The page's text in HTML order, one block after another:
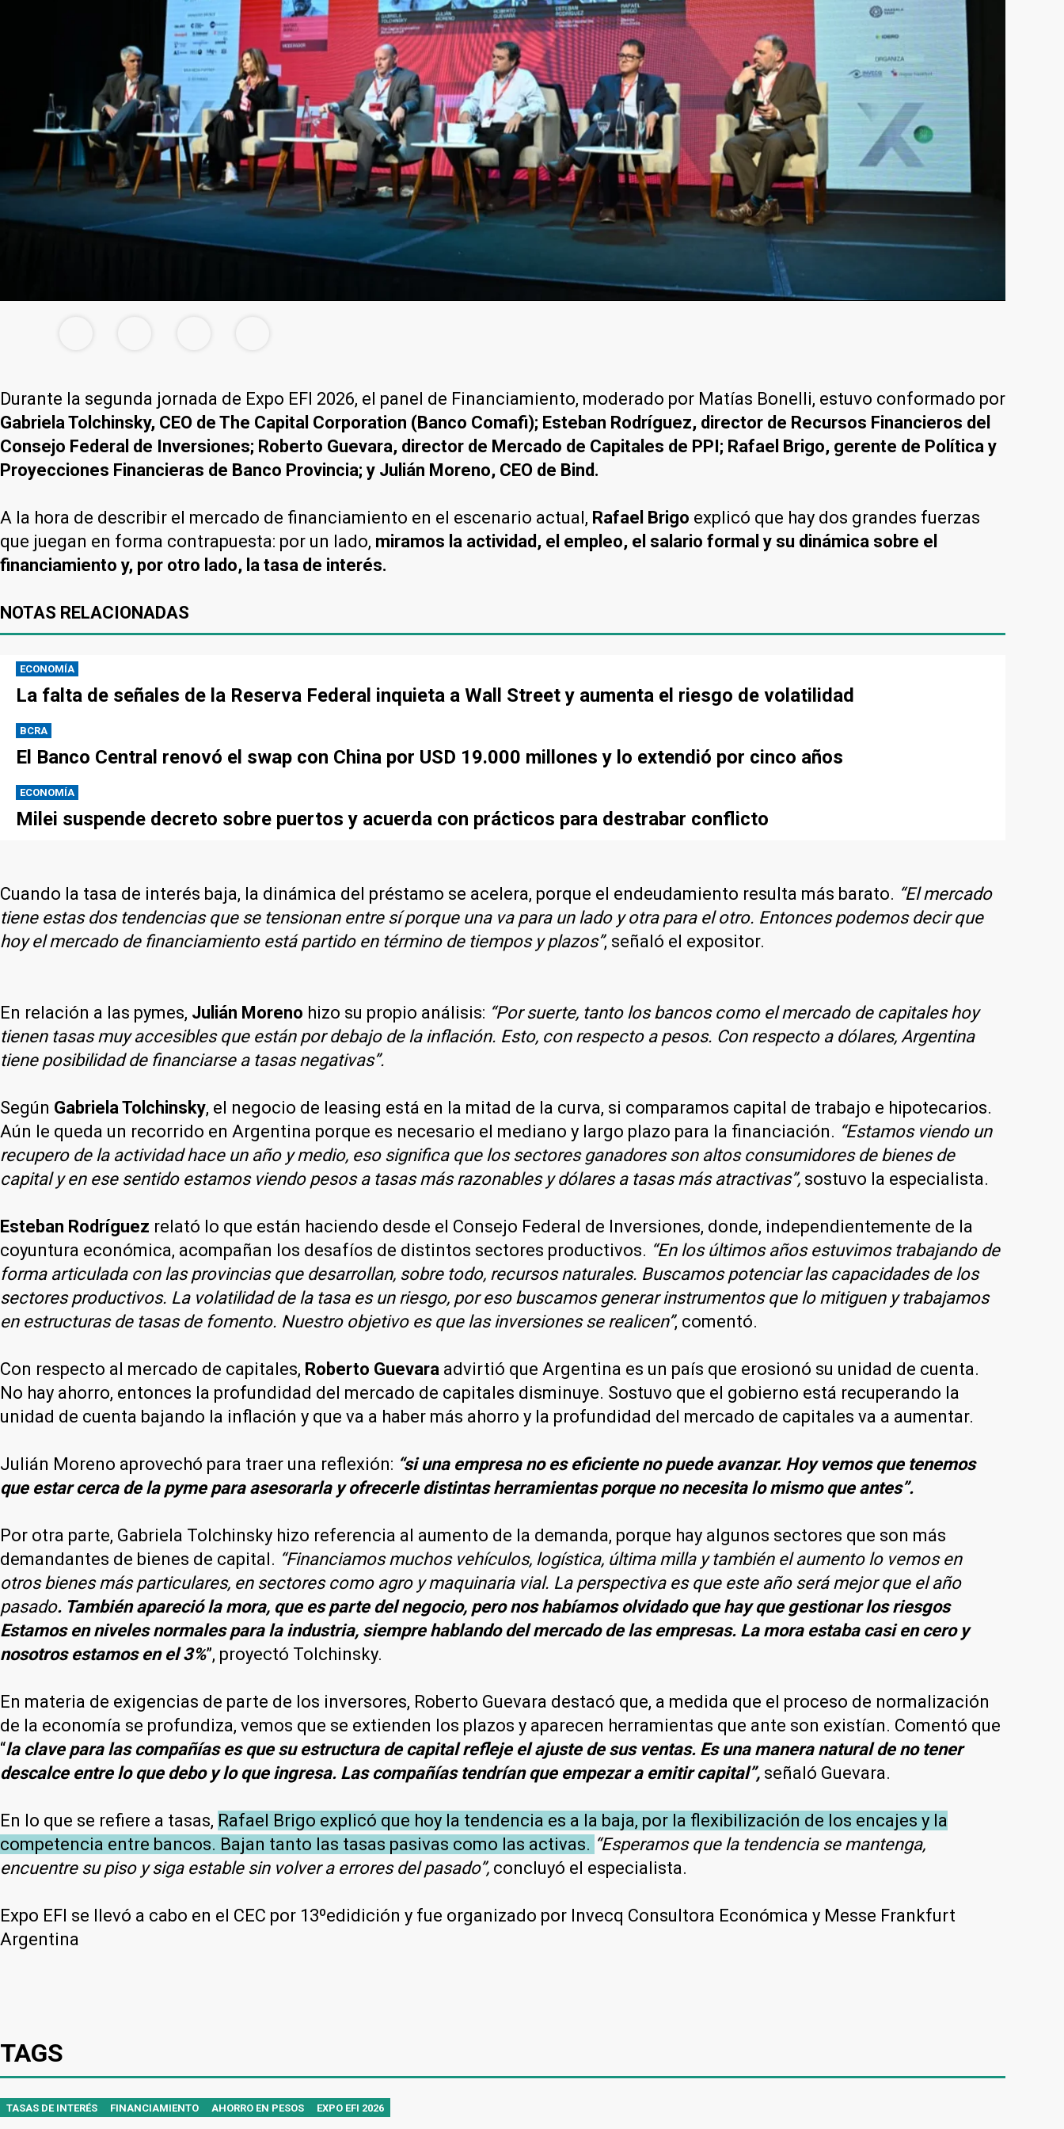
Durante la segunda jornada de Expo EFI 2026, el panel de Financiamiento, moderado por Matías Bonelli, estuvo conformado por
Gabriela Tolchinsky, CEO de The Capital Corporation (Banco Comafi); Esteban Rodríguez, director de Recursos Financieros del
Consejo Federal de Inversiones; Roberto Guevara, director de Mercado de Capitales de PPI; Rafael Brigo, gerente de Política y
Proyecciones Financieras de Banco Provincia; y Julián Moreno, CEO de Bind.
A la hora de describir el mercado de financiamiento en el escenario actual, Rafael Brigo explicó que hay dos grandes fuerzas
que juegan en forma contrapuesta: por un lado, miramos la actividad, el empleo, el salario formal y su dinámica sobre el
financiamiento y, por otro lado, la tasa de interés.
NOTAS RELACIONADAS
ECONOMÍA
La falta de señales de la Reserva Federal inquieta a Wall Street y aumenta el riesgo de volatilidad
BCRA
El Banco Central renovó el swap con China por USD 19.000 millones y lo extendió por cinco años
ECONOMÍA
Milei suspende decreto sobre puertos y acuerda con prácticos para destrabar conflicto
Cuando la tasa de interés baja, la dinámica del préstamo se acelera, porque el endeudamiento resulta más barato. “El mercado
tiene estas dos tendencias que se tensionan entre sí porque una va para un lado y otra para el otro. Entonces podemos decir que
hoy el mercado de financiamiento está partido en término de tiempos y plazos”, señaló el expositor.
En relación a las pymes, Julián Moreno hizo su propio análisis: “Por suerte, tanto los bancos como el mercado de capitales hoy
tienen tasas muy accesibles que están por debajo de la inflación. Esto, con respecto a pesos. Con respecto a dólares, Argentina
tiene posibilidad de financiarse a tasas negativas”.
Según Gabriela Tolchinsky, el negocio de leasing está en la mitad de la curva, si comparamos capital de trabajo e hipotecarios.
Aún le queda un recorrido en Argentina porque es necesario el mediano y largo plazo para la financiación. “Estamos viendo un
recupero de la actividad hace un año y medio, eso significa que los sectores ganadores son altos consumidores de bienes de
capital y en ese sentido estamos viendo pesos a tasas más razonables y dólares a tasas más atractivas”, sostuvo la especialista.
Esteban Rodríguez relató lo que están haciendo desde el Consejo Federal de Inversiones, donde, independientemente de la
coyuntura económica, acompañan los desafíos de distintos sectores productivos. “En los últimos años estuvimos trabajando de
forma articulada con las provincias que desarrollan, sobre todo, recursos naturales. Buscamos potenciar las capacidades de los
sectores productivos. La volatilidad de la tasa es un riesgo, por eso buscamos generar instrumentos que lo mitiguen y trabajamos
en estructuras de tasas de fomento. Nuestro objetivo es que las inversiones se realicen”, comentó.
Con respecto al mercado de capitales, Roberto Guevara advirtió que Argentina es un país que erosionó su unidad de cuenta.
No hay ahorro, entonces la profundidad del mercado de capitales disminuye. Sostuvo que el gobierno está recuperando la
unidad de cuenta bajando la inflación y que va a haber más ahorro y la profundidad del mercado de capitales va a aumentar.
Julián Moreno aprovechó para traer una reflexión: “si una empresa no es eficiente no puede avanzar. Hoy vemos que tenemos
que estar cerca de la pyme para asesorarla y ofrecerle distintas herramientas porque no necesita lo mismo que antes”.
Por otra parte, Gabriela Tolchinsky hizo referencia al aumento de la demanda, porque hay algunos sectores que son más
demandantes de bienes de capital. “Financiamos muchos vehículos, logística, última milla y también el aumento lo vemos en
otros bienes más particulares, en sectores como agro y maquinaria vial. La perspectiva es que este año será mejor que el año
pasado. También apareció la mora, que es parte del negocio, pero nos habíamos olvidado que hay que gestionar los riesgos
Estamos en niveles normales para la industria, siempre hablando del mercado de las empresas. La mora estaba casi en cero y
nosotros estamos en el 3%”, proyectó Tolchinsky.
En materia de exigencias de parte de los inversores, Roberto Guevara destacó que, a medida que el proceso de normalización
de la economía se profundiza, vemos que se extienden los plazos y aparecen herramientas que ante son existían. Comentó que
“la clave para las compañías es que su estructura de capital refleje el ajuste de sus ventas. Es una manera natural de no tener
descalce entre lo que debo y lo que ingresa. Las compañías tendrían que empezar a emitir capital”, señaló Guevara.
En lo que se refiere a tasas, Rafael Brigo explicó que hoy la tendencia es a la baja, por la flexibilización de los encajes y la
competencia entre bancos. Bajan tanto las tasas pasivas como las activas. “Esperamos que la tendencia se mantenga,
encuentre su piso y siga estable sin volver a errores del pasado”, concluyó el especialista.
Expo EFI se llevó a cabo en el CEC por 13ºedidición y fue organizado por Invecq Consultora Económica y Messe Frankfurt
Argentina
TAGS
TASAS DE INTERÉS FINANCIAMIENTO AHORRO EN PESOS EXPO EFI 2026